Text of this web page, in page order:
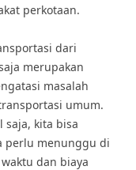
perkotaan.
dari
merupakan
masalah
umum.
saja, kita bisa
perlu menunggu di
dan biaya